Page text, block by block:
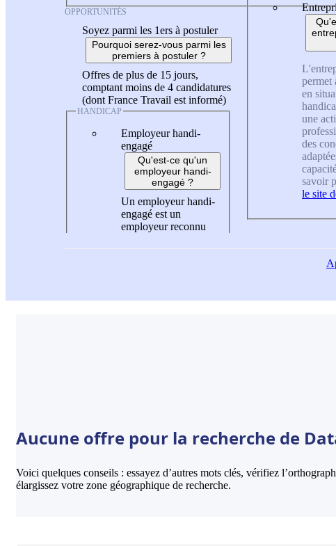
OPPORTUNITÉS
Soyez parmi les 1ers à postuler
Pourquoi serez-vous parmi les
premiers à postuler ?
Offres de plus de 15 jours,
comptant moins de 4 candidatures
(dont France Travail est informé)
HANDICAP
Employeur handi-
engagé
Qu'est-ce qu'un
employeur handi-
engagé ?
Un employeur handi-
engagé est un
employeur reconnu
permet
en
une
des
savoir
le site
Aucune offre pour la recherche de
Voici quelques conseils : essayez d’autres mots clés, vérifiez
élargissez votre zone géographique de recherche.